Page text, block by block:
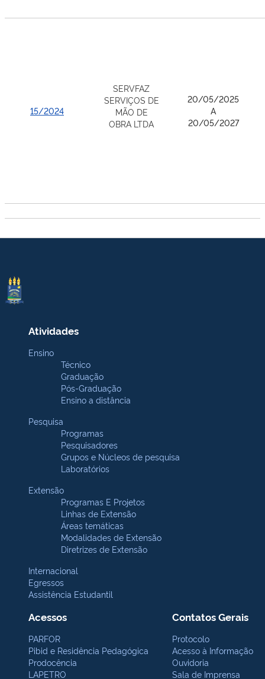
15/2024
SERVFAZ
SERVIÇOS DE
MÃO DE
OBRA LTDA
20/05/2025
A
20/05/2027
Atividades
Ensino
Técnico
Graduação
Pós-Graduação
Ensino a distância
Pesquisa
Programas
Pesquisadores
Grupos e Núcleos de pesquisa
Laboratórios
Extensão
Programas E Projetos
Linhas de Extensão
Áreas temáticas
Modalidades de Extensão
Diretrizes de Extensão
Internacional
Egressos
Assistência Estudantil
Acessos
PARFOR
Pibid e Residência Pedagógica
Prodocência
LAPETRO
Contatos Gerais
Protocolo
Acesso à Informação
Ouvidoria
Sala de Imprensa